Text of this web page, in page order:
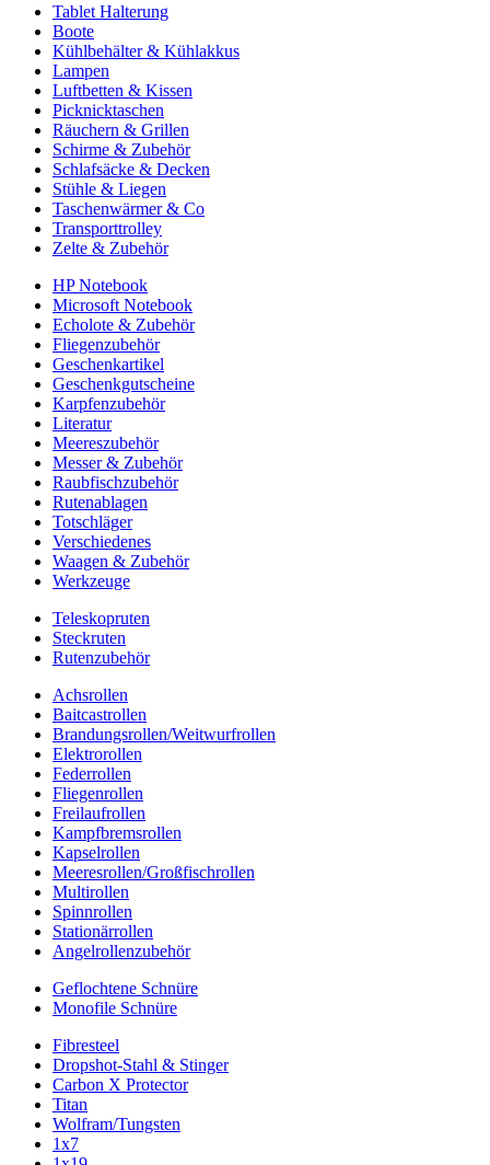
Tablet Halterung
Boote
Kühlbehälter & Kühlakkus
Lampen
Luftbetten & Kissen
Picknicktaschen
Räuchern & Grillen
Schirme & Zubehör
Schlafsäcke & Decken
Stühle & Liegen
Taschenwärmer & Co
Transporttrolley
Zelte & Zubehör
HP Notebook
Microsoft Notebook
Echolote & Zubehör
Fliegenzubehör
Geschenkartikel
Geschenkgutscheine
Karpfenzubehör
Literatur
Meereszubehör
Messer & Zubehör
Raubfischzubehör
Rutenablagen
Totschläger
Verschiedenes
Waagen & Zubehör
Werkzeuge
Teleskopruten
Steckruten
Rutenzubehör
Achsrollen
Baitcastrollen
Brandungsrollen/Weitwurfrollen
Elektrorollen
Federrollen
Fliegenrollen
Freilaufrollen
Kampfbremsrollen
Kapselrollen
Meeresrollen/Großfischrollen
Multirollen
Spinnrollen
Stationärrollen
Angelrollenzubehör
Geflochtene Schnüre
Monofile Schnüre
Fibresteel
Dropshot-Stahl & Stinger
Carbon X Protector
Titan
Wolfram/Tungsten
1x7